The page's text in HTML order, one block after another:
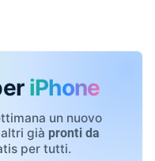
iPhone
un nuovo
già pronti da
per tutti.